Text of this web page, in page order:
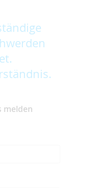
melden